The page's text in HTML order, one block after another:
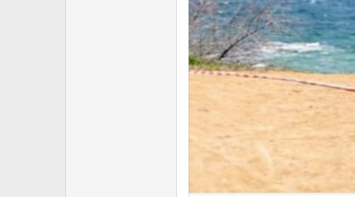
Iнформацiйне та технiчне
4. Учасники змагань.
До участі у змаганнях з Крос-
юніори та чоловіки (до
чоловіки (до 1980 р.н.
юнаки (2004-2005 р.н.) -
юнаки (2006-2008 р.н.) -
дівчата (абсолют) - 45
До участі у змаганнях з Дуал-